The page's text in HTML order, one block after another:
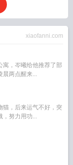
xiaofanni.com
寓，岑曦给他推荐了部
晨两点醒来...
猫，后来运气不好，突
，努力用功...